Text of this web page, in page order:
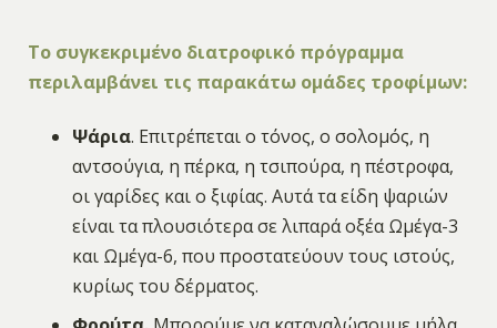
Το συγκεκριμένο διατροφικό πρόγραμμα
περιλαμβάνει τις παρακάτω ομάδες τροφίμων:
Ψάρια. Επιτρέπεται ο τόνος, ο σολομός, η
αντσούγια, η πέρκα, η τσιπούρα, η πέστροφα,
οι γαρίδες και ο ξιφίας. Αυτά τα είδη ψαριών
είναι τα πλουσιότερα σε λιπαρά οξέα Ωμέγα-3
και Ωμέγα-6, που προστατεύουν τους ιστούς,
κυρίως του δέρματος.